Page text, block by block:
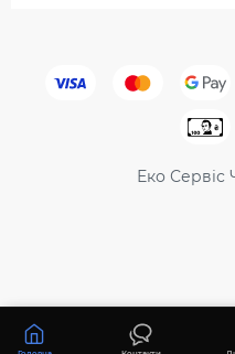
97000 ₴
Еко Сервіс